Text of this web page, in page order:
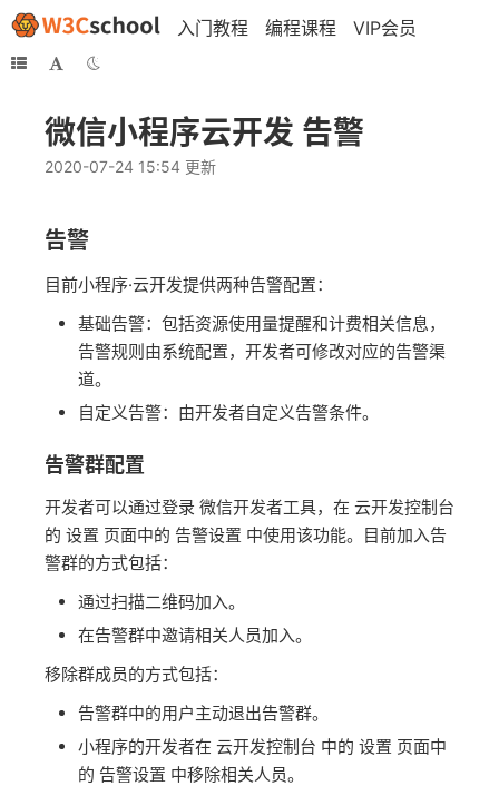
入门教程 编程课程 VIP会员
微信小程序云开发 告警
2020-07-24 15:54 更新
告警
目前小程序·云开发提供两种告警配置：
基础告警：包括资源使用量提醒和计费相关信息，
告警规则由系统配置，开发者可修改对应的告警渠
道。
自定义告警：由开发者自定义告警条件。
告警群配置
开发者可以通过登录 微信开发者工具，在 云开发控制台
的 设置 页面中的 告警设置 中使用该功能。目前加入告
警群的方式包括：
通过扫描二维码加入。
在告警群中邀请相关人员加入。
移除群成员的方式包括：
告警群中的用户主动退出告警群。
小程序的开发者在 云开发控制台 中的 设置 页面中
的 告警设置 中移除相关人员。